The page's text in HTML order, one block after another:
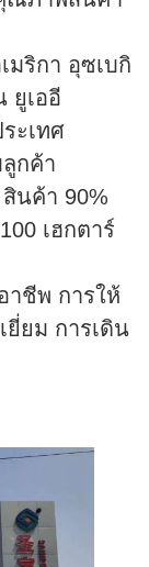
มริกา อุซเบกิ
ยูเออี
ะเทศ
กค้า
สินค้า 90%
เฮกตาร์
าชีพ การให้
ยม การเดิน